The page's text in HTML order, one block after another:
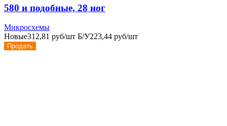
580 и подобные, 28 ног
Микросхемы
Новые312,81 руб/шт Б/У223,44 руб/шт
Продать